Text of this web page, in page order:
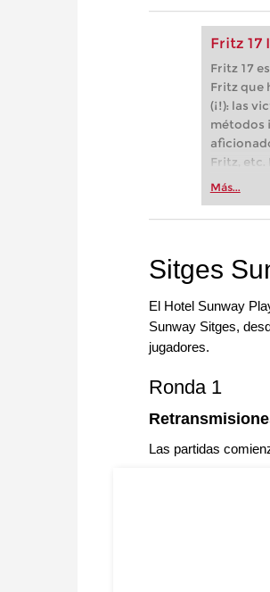
Fritz 17
Fritz 17
Fritz que
(¡!): las
métodos
Fritz, etc.
(Der
neuronal
Más...
Sitges
El Hotel Sunway
Sunway Sitges,
jugadores.
Ronda 1
Las partidas